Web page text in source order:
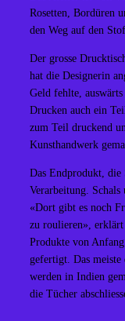
Rosetten, Bordüren
den Weg auf den
Der grosse
hat die Designerin
Geld fehlte,
Drucken auch ein
zum Teil druckend
Kunsthandwerk
Das Endprodukt,
Verarbeitung.
«Dort gibt es noch
zu roulieren»,
Produkte von
gefertigt. Das
werden in Indien
die Tücher